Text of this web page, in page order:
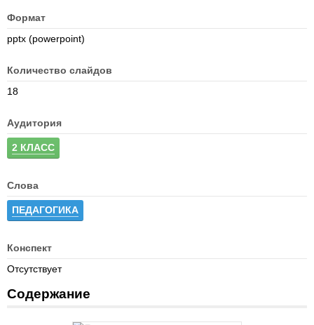
Формат
pptx (powerpoint)
Количество слайдов
18
Аудитория
2 КЛАСС
Слова
ПЕДАГОГИКА
Конспект
Отсутствует
Содержание